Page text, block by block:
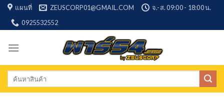
Skip
content
แผนที่ ZEUSCORP01@GMAIL.COM
จ.-ส. 09:00 - 18:00 น.
0925532552
Search